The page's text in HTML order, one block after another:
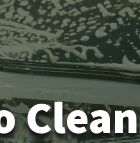
Clean